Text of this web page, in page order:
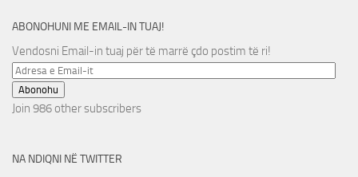
ABONOHUNI ME EMAIL-IN TUAJ!
Vendosni Email-in tuaj për të marrë çdo postim të ri!
Adresa
e
Email-
Abonohu
Join 986 other subscribers
NA NDIQNI NË TWITTER